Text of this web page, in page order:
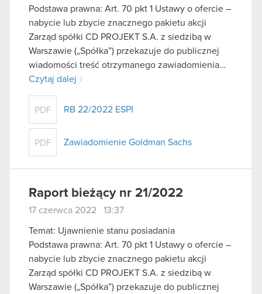
Podstawa prawna: Art. 70 pkt 1 Ustawy o ofercie –
nabycie lub zbycie znacznego pakietu akcji
Zarząd spółki CD PROJEKT S.A. z siedzibą w
Warszawie („Spółka”) przekazuje do publicznej
wiadomości treść otrzymanego zawiadomienia…
Czytaj dalej
PDF RB 22/2022 ESPI
PDF Zawiadomienie Goldman Sachs
Raport bieżący nr 21/2022
17 czerwca 2022 13:37
Temat: Ujawnienie stanu posiadania
Podstawa prawna: Art. 70 pkt 1 Ustawy o ofercie –
nabycie lub zbycie znacznego pakietu akcji
Zarząd spółki CD PROJEKT S.A. z siedzibą w
Warszawie („Spółka”) przekazuje do publicznej